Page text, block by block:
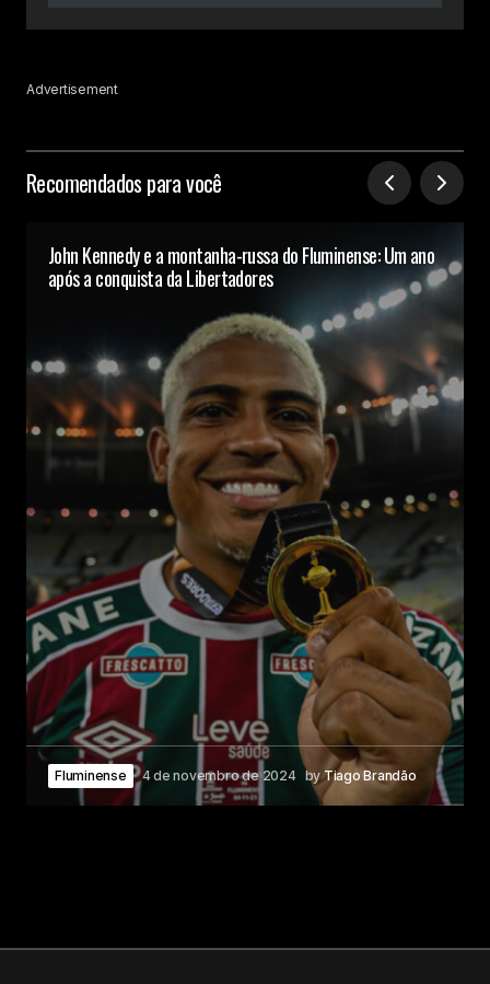
Advertisement
Recomendados para você
John Kennedy e a montanha-russa do Fluminense: Um ano
após a conquista da Libertadores
Fluminense 4 de novembro de 2024 byTiago Brandão